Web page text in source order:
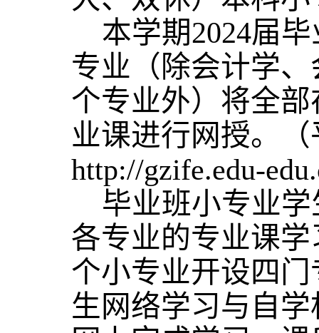
本学期2024届
专业（除会计学
个专业外）将全
业课进行网授。
http://gzife.edu-
毕业班小专业
各专业的专业课
个小专业开设四
生网络学习与自